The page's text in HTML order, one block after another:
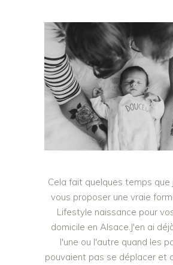
Cela fait quelques temps que
vous proposer une vraie
Lifestyle naissance pour
domicile en Alsace.J'en ai
l'une ou l'autre quand les
pouvaient pas se déplacer et